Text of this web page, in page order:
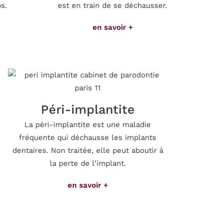
est en train de se déchausser.
en savoir +
Péri-implantite
La péri-implantite est une maladie
fréquente qui déchausse les implants
dentaires. Non traitée, elle peut aboutir à
la perte de l’implant.
en savoir +